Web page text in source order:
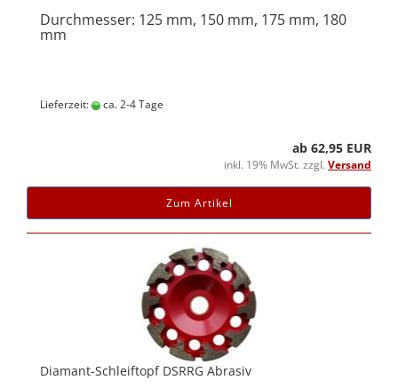
Durchmesser: 125 mm, 150 mm, 175 mm, 180
mm
Lieferzeit: ca. 2-4 Tage
ab 62,95 EUR
inkl. 19% MwSt. zzgl. Versand
Zum Artikel
Diamant-Schleiftopf DSRRG Abrasiv